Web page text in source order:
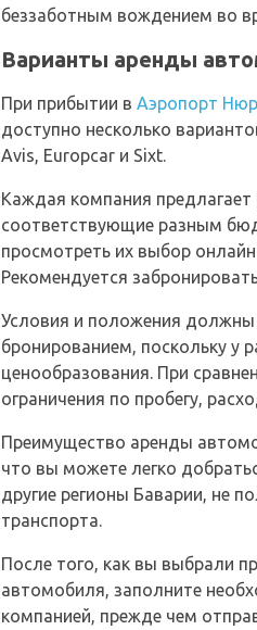
беззаботным вождением во
Варианты аренды
При прибытии в Аэропорт
доступно несколько
Avis, Europcar и Sixt.
Каждая компания
соответствующие разным
просмотреть их выбор
Рекомендуется
Условия и положения
бронированием, поскольку у
ценообразования. При
ограничения по пробегу,
Преимущество аренды
что вы можете легко
другие регионы Баварии, не
транспорта.
После того, как вы выбрали
автомобиля, заполните
компанией, прежде чем